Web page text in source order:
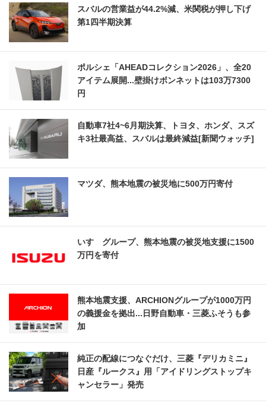
スバルの営業益が44.2%減、米関税が押し下げ
第1四半期決算
ポルシェ「AHEADコレクション2026」、全20
アイテム展開...壁掛けボンネットは103万7300
円
自動車7社4~6月期決算、トヨタ、ホンダ、スズ
キ3社最高益、スバルは最終減益[新聞ウォッチ]
マツダ、熊本地震の被災地に500万円寄付
いすゞグループ、熊本地震の被災地支援に1500
万円を寄付
熊本地震支援、ARCHIONグループが1000万円
の義援金を拠出...日野自動車・三菱ふそうも参
加
純正の配線につなぐだけ、三菱『デリカミニ』
日産『ルークス』用「アイドリングストップキ
ャンセラー」発売